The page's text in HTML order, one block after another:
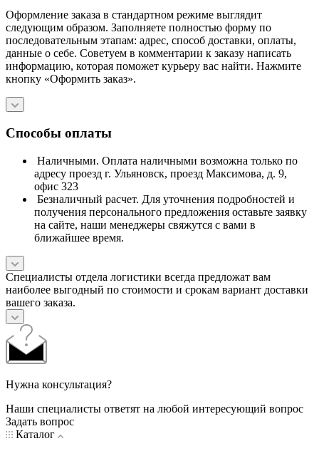
Оформление заказа в стандартном режиме выглядит
следующим образом. Заполняете полностью форму по
последовательным этапам: адрес, способ доставки, оплаты,
данные о себе. Советуем в комментарии к заказу написать
информацию, которая поможет курьеру вас найти. Нажмите
кнопку «Оформить заказ».
Способы оплаты
Наличными. Оплата наличными возможна только по
адресу проезд г. Ульяновск, проезд Максимова, д. 9,
офис 323
Безналичный расчет. Для уточнения подробностей и
получения персонального предложения оставьте заявку
на сайте, наши менеджеры свяжутся с вами в
ближайшее время.
Специалисты отдела логистики всегда предложат вам
наиболее выгодный по стоимости и срокам вариант доставки
вашего заказа.
Нужна консультация?
Наши специалисты ответят на любой интересующий вопрос
Задать вопрос
Каталог